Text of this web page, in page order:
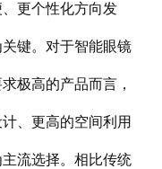
更个性化方向发
键。对于智能眼镜
极高的产品而言，
、更高的空间利用
流选择。相比传统